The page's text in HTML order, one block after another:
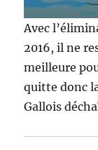
Avec
2016, il ne
meilleure
quitte donc
Gallois